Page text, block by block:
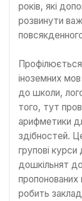
років, які
розвинути
іноземних мов
до школи,
того, тут
арифметики
здібностей.
групові курси
дошкільнят
робить